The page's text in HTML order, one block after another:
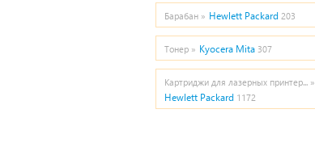
Барабан » Hewlett Packard 203
Тонер » Kyocera Mita 307
Картриджи для лазерных принтер... »
Hewlett Packard 1172